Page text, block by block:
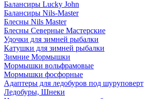
Балансиры Lucky John
Балансиры Nils-Master
Блесны Nils Master
Блесны Северные Мастерские
Удочки для зимней рыбалки
Катушки для зимней рыбалки
Зимние Мормышки
Мормышки вольфрамовые
Мормышки фосфорные
Адаптеры для ледобуров под шуруповерт
Ледобуры, Шнеки